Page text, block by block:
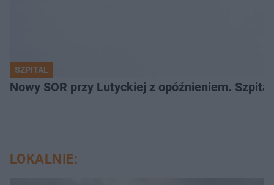
SZPITAL
Nowy SOR przy Lutyckiej z opóźnieniem.
LOKALNIE: